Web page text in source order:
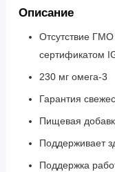
Описание
Отсутствие ГМО
сертификатом
230 мг омега-3
Гарантия
Пищевая
Поддерживает
Поддержка